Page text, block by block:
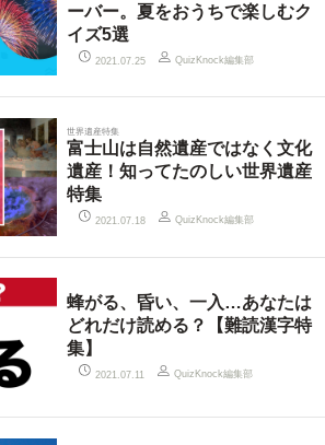
ーバー。夏をおうちで楽しむク
イズ5選
2021.07.25 QuizKnock編集部
世界遺産特集
富士山は自然遺産ではなく文化
遺産！知ってたのしい世界遺産
特集
2021.07.18 QuizKnock編集部
蜂がる、昏い、一入…あなたは
どれだけ読める？【難読漢字特
集】
2021.07.11 QuizKnock編集部